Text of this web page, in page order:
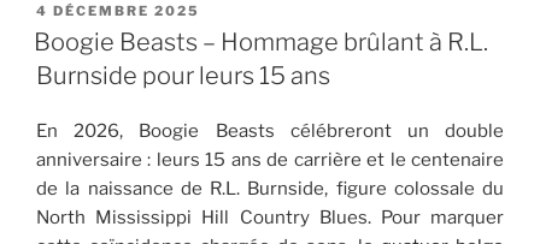
PUBLIÉ
LE
4 DÉCEMBRE 2025
Boogie Beasts – Hommage brûlant à R.L.
Burnside pour leurs 15 ans
En 2026, Boogie Beasts célébreront un double
anniversaire : leurs 15 ans de carrière et le centenaire
de la naissance de R.L. Burnside, figure colossale du
North Mississippi Hill Country Blues. Pour marquer